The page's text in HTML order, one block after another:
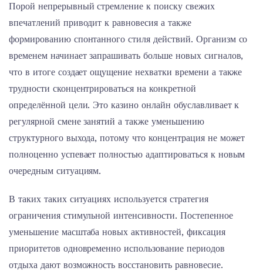
Порой непрерывный стремление к поиску свежих
впечатлений приводит к равновесия а также
формированию спонтанного стиля действий. Организм со
временем начинает запрашивать больше новых сигналов,
что в итоге создает ощущение нехватки времени а также
трудности сконцентрироваться на конкретной
определённой цели. Это казино онлайн обуславливает к
регулярной смене занятий а также уменьшению
структурного выхода, потому что концентрация не может
полноценно успевает полностью адаптироваться к новым
очередным ситуациям.
В таких таких ситуациях используется стратегия
ограничения стимульной интенсивности. Постепенное
уменьшение масштаба новых активностей, фиксация
приоритетов одновременно использование периодов
отдыха дают возможность восстановить равновесие.